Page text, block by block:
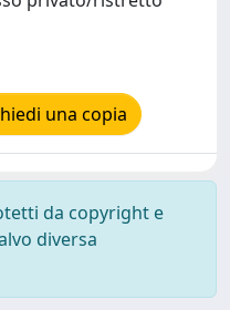
una copia
da copyright e
diversa